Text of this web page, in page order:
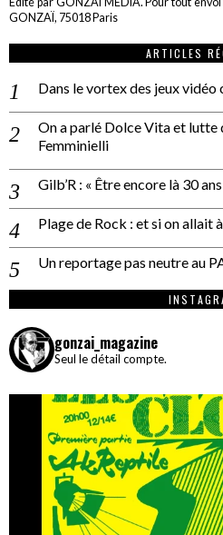
GONZAÏ, 75018 Paris
ARTICLES
Dans le vortex des jeux vidéo
On a parlé Dolce Vita et lutte
Femminielli
Gilb’R : « Être encore là 30
Plage de Rock : et si on allait
Un reportage pas neutre au
gonzai_magazine
Seul le détail compte.